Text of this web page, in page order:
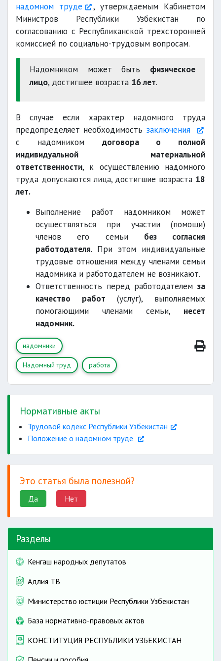
надомном труде
, утверждаемым Кабинетом
Министров Республики Узбекистан по
согласованию с Республиканской трехсторонней
комиссией по социально-трудовым вопросам.
Надомником может быть физическое
лицо, достигшее возраста 16 лет.
В случае если характер надомного труда
предопределяет необходимость заключения
с надомником договора о полной
индивидуальной материальной
ответственности, к осуществлению надомного
труда допускаются лица, достигшие возраста 18
лет.
Выполнение работ надомником может
осуществляться при участии (помощи)
членов его семьи без согласия
работодателя. При этом индивидуальные
трудовые отношения между членами семьи
надомника и работодателем не возникают.
Ответственность перед работодателем за
качество работ (услуг), выполняемых
помогающими членами семьи, несет
надомник.
надомники
Надомный труд работа
Нормативные акты
Трудовой кодекс Республики Узбекистан
Положение о надомном труде
Это статья была полезной?
Да Нет
Разделы
Кенгаш народных депутатов
Адлия ТВ
Министерство юстиции Республики Узбекистан
База нормативно-правовых актов
КОНСТИТУЦИЯ РЕСПУБЛИКИ УЗБЕКИСТАН